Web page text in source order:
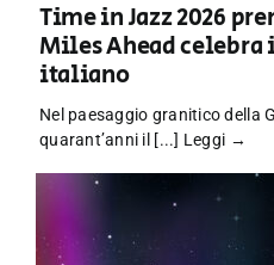
Time in Jazz 2026
Miles Ahead
italiano
Nel paesaggio granitico della
quarant’anni il [...] Leggi →